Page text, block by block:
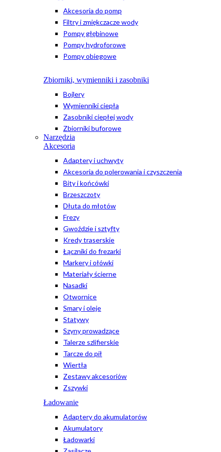
Akcesoria do pomp
Filtry i zmiękczacze wody
Pompy głębinowe
Pompy hydroforowe
Pompy obiegowe
Zbiorniki, wymienniki i zasobniki
Bojlery
Wymienniki ciepła
Zasobniki ciepłej wody
Zbiorniki buforowe
Narzędzia
Akcesoria
Adaptery i uchwyty
Akcesoria do polerowania i czyszczenia
Bity i końcówki
Brzeszczoty
Dłuta do młotów
Frezy
Gwoździe i sztyfty
Kredy traserskie
Łączniki do frezarki
Markery i ołówki
Materiały ścierne
Nasadki
Otwornice
Smary i oleje
Statywy
Szyny prowadzące
Talerze szlifierskie
Tarcze do pił
Wiertła
Zestawy akcesoriów
Zszywki
Ładowanie
Adaptery do akumulatorów
Akumulatory
Ładowarki